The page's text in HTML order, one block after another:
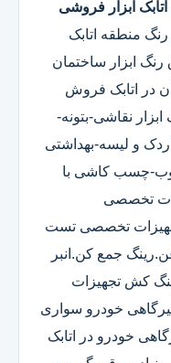
ابزار فروشی
رنگ منطقه اتابک
رنگ ابزار ساختمان
در اتابک فروش
ابزار نقاشی-بتونه-
و لیسه-بهداشتی
چسب کاشی با
تخصصی
تجهیزات تخصصی تست
جمع کن.انبر
کش تجهیزات
خودرو سواری
خودرو در اتابک